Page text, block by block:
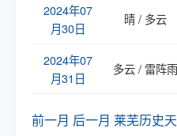
2024年07
月30日
晴 / 多云
2024年07
月31日
多云 / 雷阵雨
前一月 后一月 莱芜历史